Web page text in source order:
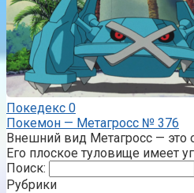
Покедекс 0
Покемон — Метагросс № 376
Внешний вид Метагросс — это
Его плоское туловище имеет
Поиск:
Рубрики